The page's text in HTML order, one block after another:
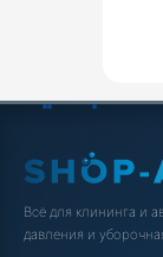
Всё для клининга и
давления и